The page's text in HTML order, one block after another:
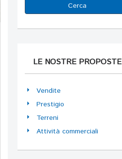
Cerca
LE NOSTRE PROPOSTE
Vendite
Prestigio
Terreni
Attività commerciali